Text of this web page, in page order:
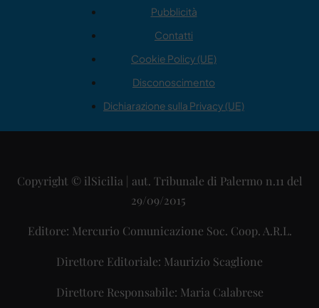
Pubblicità
Contatti
Cookie Policy (UE)
Disconoscimento
Dichiarazione sulla Privacy (UE)
Copyright © ilSicilia | aut. Tribunale di Palermo n.11 del
29/09/2015
Editore: Mercurio Comunicazione Soc. Coop. A.R.L.
Direttore Editoriale: Maurizio Scaglione
Direttore Responsabile: Maria Calabrese